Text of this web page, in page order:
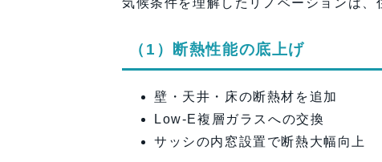
気候条件を理解したリノベーションは、
（1）断熱性能の底上げ
壁・天井・床の断熱材を追加
Low-E複層ガラスへの交換
サッシの内窓設置で断熱大幅向上